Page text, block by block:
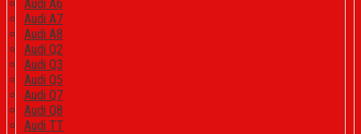
Audi A6
Audi A7
Audi A8
Audi Q2
Audi Q3
Audi Q5
Audi Q7
Audi Q8
Audi TT